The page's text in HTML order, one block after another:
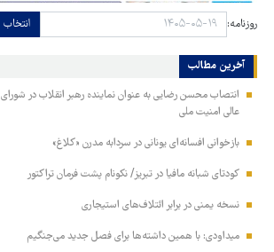
روزنامه: انتخاب
آخرین مطالب
انتصاب محسن رضایی به عنوان نماینده رهبر انقلاب در شورای
عالی امنیت ملی
بازخوانی افسانه‌ای یونانی در سردابه مدرن «کلاغ»
کودتای شبانه مافیا در تبریز/ نکونام پشت فرمان تراکتور
نسخه یمنی در برابر ائتلاف‌های استیجاری
میداودی: با همین داشته‌ها برای فصل جدید می‌جنگیم